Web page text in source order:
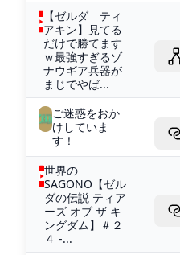
【ゼルダ ティ
アキン】見てる
だけで勝てます
ｗ最強すぎるゾ
ナウギア兵器が
まじでやば...
ご迷惑をおか
けしていま
す！
世界の
SAGONO【ゼル
ダの伝説 ティア
ーズ オブ ザ キ
ングダム】＃２
４ -...